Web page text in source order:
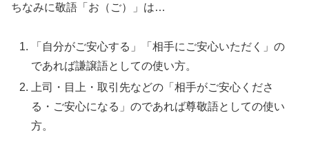
ちなみに敬語「お（ご）」は…
「自分がご安心する」「相手にご安心いただく」の
であれば謙譲語としての使い方。
上司・目上・取引先などの「相手がご安心くださ
る・ご安心になる」のであれば尊敬語としての使い
方。